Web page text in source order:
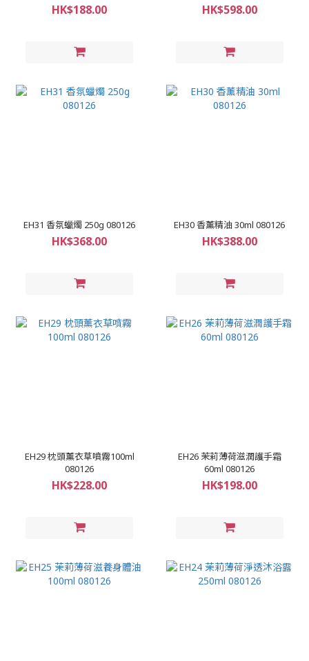
HK$188.00 HK$598.00
EH31 香氛蠟燭 250g 080126
HK$368.00
EH30 香薰精油 30ml 080126
HK$388.00
EH29 枕頭薰衣草噴霧100ml
080126
HK$228.00
EH26 茉莉薄荷滋潤護手霜
60ml 080126
HK$198.00